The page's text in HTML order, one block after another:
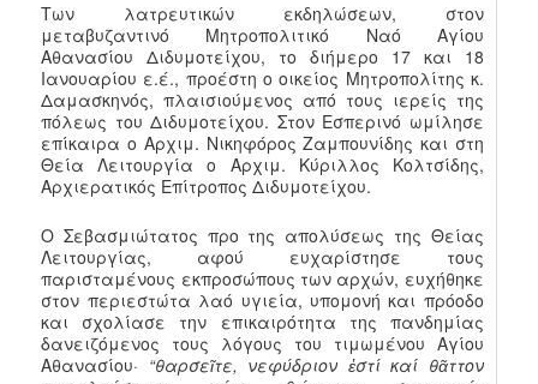
Των λατρευτικών εκδηλώσεων, στον
μεταβυζαντινό Μητροπολιτικό Ναό Αγίου
Αθανασίου Διδυμοτείχου, το διήμερο 17 και 18
Ιανουαρίου ε.έ., προέστη ο οικείος Μητροπολίτης κ.
Δαμασκηνός, πλαισιούμενος από τους ιερείς της
πόλεως του Διδυμοτείχου. Στον Εσπερινό ωμίλησε
επίκαιρα ο Αρχιμ. Νικηφόρος Ζαμπουνίδης και στη
Θεία Λειτουργία ο Αρχιμ. Κύριλλος Κολτσίδης,
Αρχιερατικός Επίτροπος Διδυμοτείχου.
Ο Σεβασμιώτατος προ της απολύσεως της Θείας
Λειτουργίας, αφού ευχαρίστησε τους
παρισταμένους εκπροσώπους των αρχών, ευχήθηκε
στον περιεστώτα λαό υγιεία, υπομονή και πρόοδο
και σχολίασε την επικαιρότητα της πανδημίας
δανειζόμενος τους λόγους του τιμωμένου Αγίου
Αθανασίου· “θαρσεῖτε, νεφύδριον ἐστί καί θᾶττον